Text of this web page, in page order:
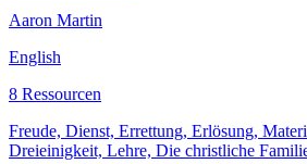
Aaron Martin
English
8 Ressourcen
Freude, Dienst, Errettung, Erlösung,
Dreieinigkeit, Lehre, Die christliche